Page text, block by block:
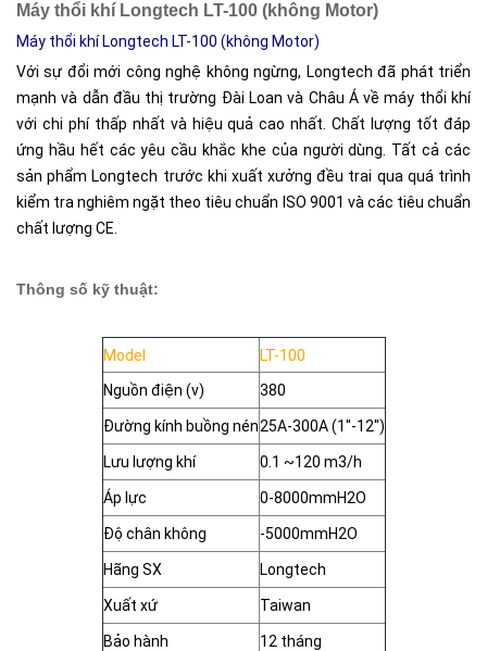
Máy thổi khí Longtech LT-100 (không Motor)
Máy thổi khí Longtech LT-100 (không Motor)
Với sự đổi mới công nghệ không ngừng, Longtech đã phát triển
mạnh và dẫn đầu thị trường Đài Loan và Châu Á về máy thổi khí
với chi phí thấp nhất và hiệu quả cao nhất. Chất lượng tốt đáp
ứng hầu hết các yêu cầu khắc khe của người dùng. Tất cả các
sản phẩm Longtech trước khi xuất xưởng đều trai qua quá trình
kiểm tra nghiêm ngặt theo tiêu chuẩn ISO 9001 và các tiêu chuẩn
chất lượng CE.
Thông số kỹ thuật:
Model
LT-100
Nguồn điện (v)
380
Đường kính buồng nén25A-300A (1''-12'')
Lưu lượng khí 0.1 ~120 m3/h
Áp lực 0-8000mmH2O
Độ chân không -5000mmH2O
Hãng SX Longtech
Xuất xứ Taiwan
Bảo hành 12 tháng